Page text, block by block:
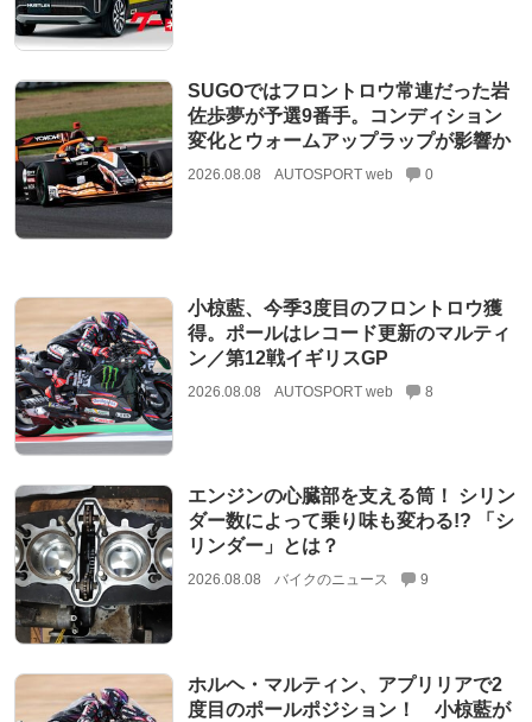
SUGOではフロントロウ常連だった岩
佐歩夢が予選9番手。コンディション
変化とウォームアップラップが影響か
2026.08.08 AUTOSPORT web 0
小椋藍、今季3度目のフロントロウ獲
得。ポールはレコード更新のマルティ
ン／第12戦イギリスGP
2026.08.08 AUTOSPORT web 8
エンジンの心臓部を支える筒！ シリン
ダー数によって乗り味も変わる!? 「シ
リンダー」とは？
2026.08.08 バイクのニュース 9
ホルヘ・マルティン、アプリリアで2
度目のポールポジション！ 小椋藍が